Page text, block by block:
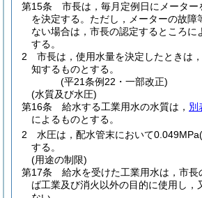
第15条
市長は，毎月定例日にメータ
を決定する。 ただし，メーターの故障
ない場合は，市長の認定するところに
する。
2
市長は，使用水量を決定したときは
知するものとする。
(平21条例22・一部改正)
(水質及び水圧)
第16条
給水する工業用水の水質は， 別
によるものとする。
2
水圧は，配水管末において0.049MPa
する。
(用途の制限)
第17条
給水を受けた工業用水は，市
ば工業及び消火以外の目的に使用し，